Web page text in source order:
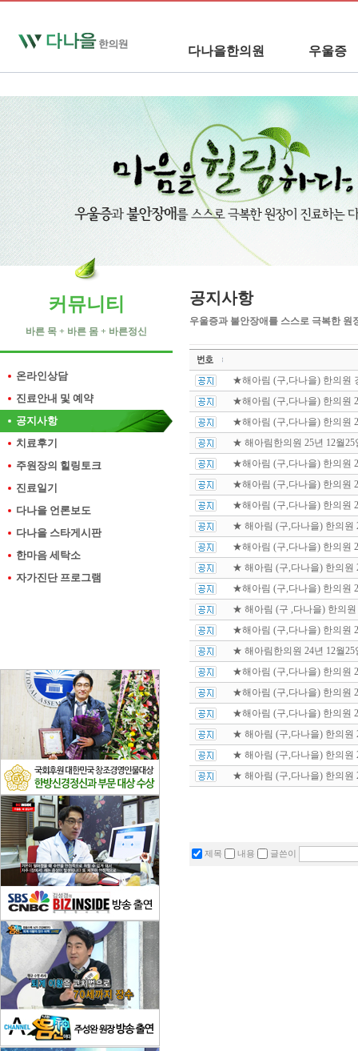
다나을한의원 우울증
커뮤니티
바른 목 + 바른 몸 + 바른정신
온라인상담
진료안내 및 예약
공지사항
치료후기
주원장의 힐링토크
진료일기
다나을 언론보도
다나을 스타게시판
한마음 세탁소
자가진단 프로그램
공지사항
우울증과 불안장애를 스스로 극복한 원
★해아림 (구,다나을) 한의원
★해아림 (구,다나을) 한의원
★해아림 (구,다나을) 한의원
★ 해아림한의원 25년 12월25
★해아림 (구,다나을) 한의원
★해아림 (구,다나을) 한의원
★해아림 (구,다나을) 한의원
★ 해아림 (구,다나을) 한의원
★해아림 (구,다나을) 한의원
★ 해아림 (구,다나을) 한의원
★해아림 (구,다나을) 한의원
★ 해아림 (구 ,다나을) 한의원
★해아림 (구,다나을) 한의원
★ 해아림한의원 24년 12월25
★해아림 (구,다나을) 한의원
★해아림 (구,다나을) 한의원
★해아림 (구,다나을) 한의원
★ 해아림 (구,다나을) 한의원
★ 해아림 (구,다나을) 한의원
★ 해아림 (구,다나을) 한의원
제목 내용 글쓴이